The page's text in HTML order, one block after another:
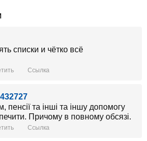
списки и чётко всё
Ссылка
пенсії та інші та іншу допомогу
Причому в повному обсязі.
Ссылка